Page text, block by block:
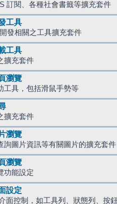
訂閱、各種社會書籤等擴充套件
工具
發相關之工具擴充套件
工具
擴充套件
瀏覽
工具，包括滑鼠手勢等
擴充套件
瀏覽
詢圖片資訊等有關圖片的擴充套件
瀏覽
功能設定
設定
面控制，如工具列、狀態列、按